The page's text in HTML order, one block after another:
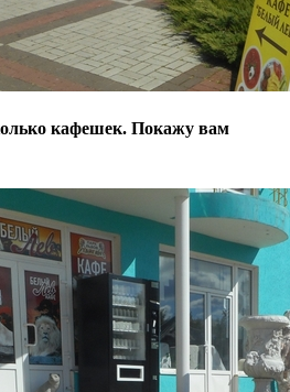
кафешек. Покажу вам